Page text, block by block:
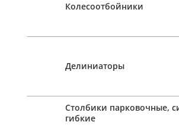
Колесоотбойники
Делиниаторы
Столбики парковочные,
гибкие